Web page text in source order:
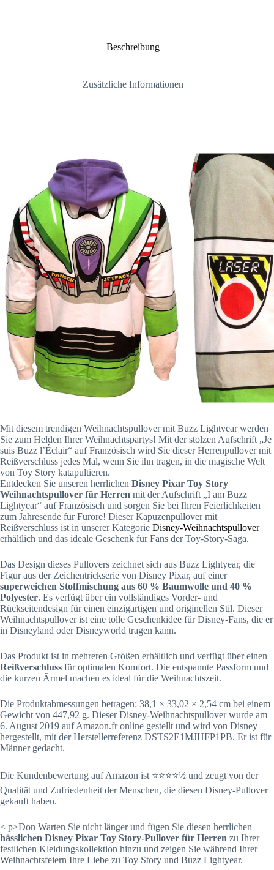
Beschreibung
Zusätzliche Informationen
Mit diesem trendigen Weihnachtspullover mit Buzz Lightyear werden
Sie zum Helden Ihrer Weihnachtspartys! Mit der stolzen Aufschrift „Je
suis Buzz l’Éclair“ auf Französisch wird Sie dieser Herrenpullover mit
Reißverschluss jedes Mal, wenn Sie ihn tragen, in die magische Welt
von Toy Story katapultieren.
Entdecken Sie unseren herrlichen Disney Pixar Toy Story
Weihnachtspullover für Herren mit der Aufschrift „I am Buzz
Lightyear“ auf Französisch und sorgen Sie bei Ihren Feierlichkeiten
zum Jahresende für Furore! Dieser Kapuzenpullover mit
Reißverschluss ist in unserer Kategorie Disney-Weihnachtspullover
erhältlich und das ideale Geschenk für Fans der Toy-Story-Saga.
Das Design dieses Pullovers zeichnet sich aus Buzz Lightyear, die
Figur aus der Zeichentrickserie von Disney Pixar, auf einer
superweichen Stoffmischung aus 60 % Baumwolle und 40 %
Polyester. Es verfügt über ein vollständiges Vorder- und
Rückseitendesign für einen einzigartigen und originellen Stil. Dieser
Weihnachtspullover ist eine tolle Geschenkidee für Disney-Fans, die er
in Disneyland oder Disneyworld tragen kann.
Das Produkt ist in mehreren Größen erhältlich und verfügt über einen
Reißverschluss für optimalen Komfort. Die entspannte Passform und
die kurzen Ärmel machen es ideal für die Weihnachtszeit.
Die Produktabmessungen betragen: 38,1 × 33,02 × 2,54 cm bei einem
Gewicht von 447,92 g. Dieser Disney-Weihnachtspullover wurde am
6. August 2019 auf Amazon.fr online gestellt und wird von Disney
hergestellt, mit der Herstellerreferenz DSTS2E1MJHFP1PB. Er ist für
Männer gedacht.
Die Kundenbewertung auf Amazon ist ⭐⭐⭐⭐½ und zeugt von der
Qualität und Zufriedenheit der Menschen, die diesen Disney-Pullover
gekauft haben.
< p>Don Warten Sie nicht länger und fügen Sie diesen herrlichen
hässlichen Disney Pixar Toy Story-Pullover für Herren zu Ihrer
festlichen Kleidungskollektion hinzu und zeigen Sie während Ihrer
Weihnachtsfeiern Ihre Liebe zu Toy Story und Buzz Lightyear.